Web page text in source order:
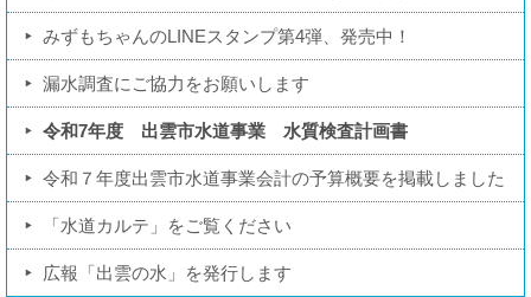
みずもちゃんのLINEスタンプ第4弾、発売中！
漏水調査にご協力をお願いします
令和7年度 出雲市水道事業 水質検査計画書
令和７年度出雲市水道事業会計の予算概要を掲載しました
「水道カルテ」をご覧ください
広報「出雲の水」を発行します